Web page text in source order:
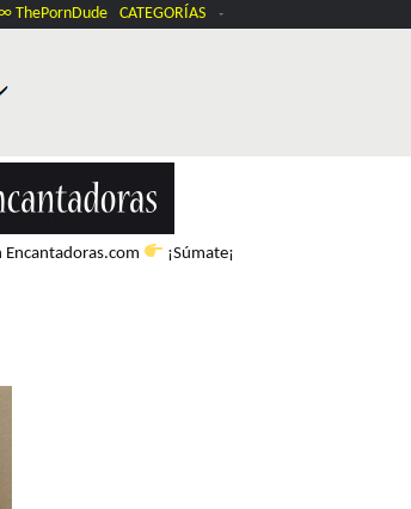
ThePornDude CATEGORÍAS
Encantadoras.com ¡Súmate¡